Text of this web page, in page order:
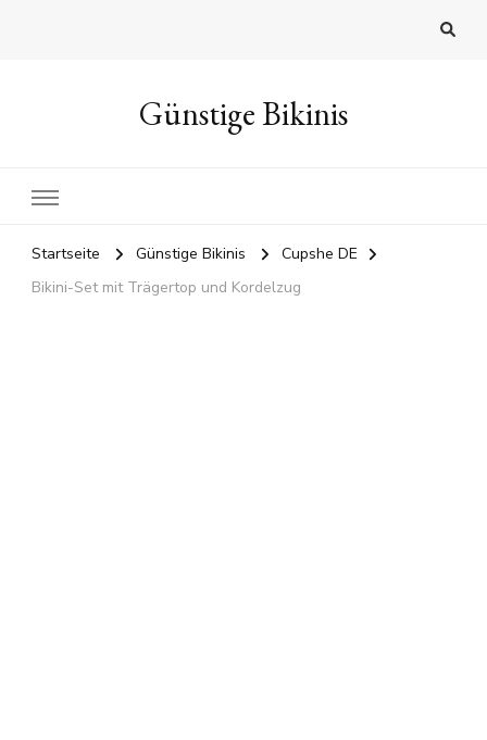
Günstige Bikinis
Startseite Günstige Bikinis
Cupshe DE
Bikini-Set mit Trägertop und Kordelzug